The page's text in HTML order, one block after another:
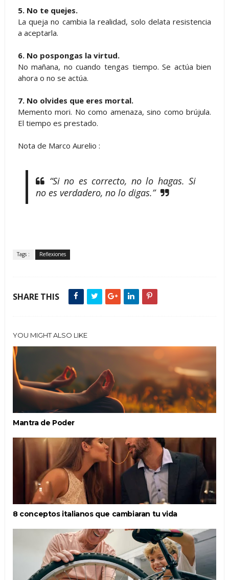
5. No te quejes.
La queja no cambia la realidad, solo delata resistencia
a aceptarla.
6. No pospongas la virtud.
No mañana, no cuando tengas tiempo. Se actúa bien
ahora o no se actúa.
7. No olvides que eres mortal.
Memento mori. No como amenaza, sino como brújula.
El tiempo es prestado.
Nota de Marco Aurelio :
“Si no es correcto, no lo hagas. Si
no es verdadero, no lo digas.”
Tags : Reflexiones
SHARE THIS
YOU MIGHT ALSO LIKE
Mantra de Poder
8 conceptos italianos que cambiaran tu vida